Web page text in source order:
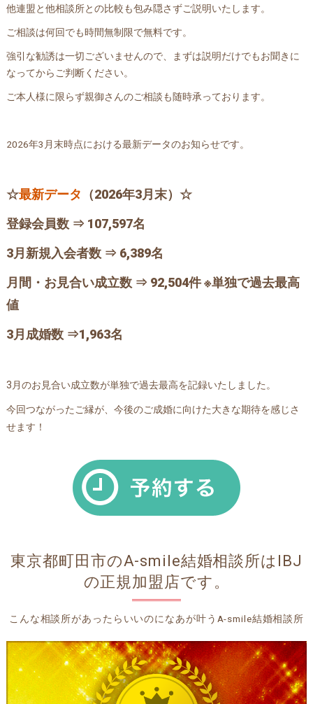
他連盟と他相談所との比較も包み隠さずご説明いたします。
ご相談は何回でも時間無制限で無料です。
強引な勧誘は一切ございませんので、まずは説明だけでもお聞きに
なってからご判断ください。
ご本人様に限らず親御さんのご相談も随時承っております。
2026年3月末時点における最新データのお知らせです。
☆最新データ （2026年3月末）☆
登録会員数 ⇒ 107,597名
3月新規入会者数 ⇒ 6,389名
月間・お見合い成立数 ⇒ 92,504件※単独で過去最高
値
3月成婚数 ⇒1,963名
3月のお見合い成立数が単独で過去最高を記録いたしました。
今回つながったご縁が、今後のご成婚に向けた大きな期待を感じさ
せます！
こんな相談所があったらいいのになあが叶うA-smile結婚相談所
東京都町田市のA-smile結婚相談所はIBJ
の正規加盟店です。